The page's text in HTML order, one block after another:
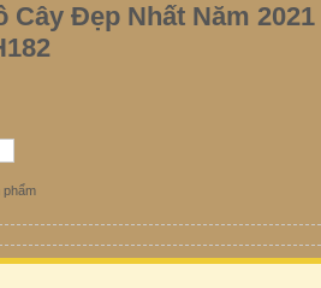
Cây Đẹp Nhất Năm 2021
phẩm